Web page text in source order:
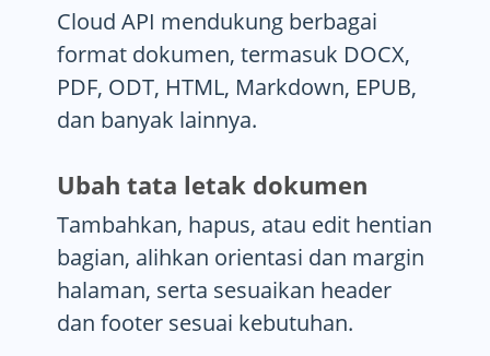
Cloud API mendukung berbagai
format dokumen, termasuk DOCX,
PDF, ODT, HTML, Markdown, EPUB,
dan banyak lainnya.
Ubah tata letak dokumen
Tambahkan, hapus, atau edit hentian
bagian, alihkan orientasi dan margin
halaman, serta sesuaikan header
dan footer sesuai kebutuhan.